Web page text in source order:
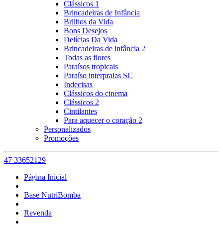
Clássicos 1
Brincadeiras de Infância
Brilhos da Vida
Bons Desejos
Delícias Da Vida
Brincadeiras de infância 2
Todas as flores
Paraísos tropicais
Paraíso interpraias SC
Indecisas
Clássicos do cinema
Clássicos 2
Cintilantes
Para aquecer o coração 2
Personalizados
Promoções
47 33652129
Página Inicial
Base NutriBomba
Revenda